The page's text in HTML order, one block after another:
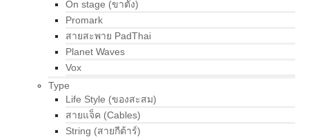
On stage (ขาตั้ง)
Promark
สายสะพาย PadThai
Planet Waves
Vox
Type
Life Style (ของสะสม)
สายแจ็ค (Cables)
String (สายกีต้าร์)